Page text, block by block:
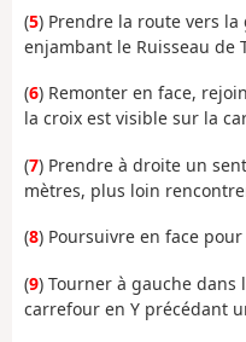
(5) Prendre la route vers
enjambant le Ruisseau de
(6) Remonter en face,
la croix est visible sur la
(7) Prendre à droite un
mètres, plus loin
(8) Poursuivre en face
(9) Tourner à gauche dans
carrefour en Y précédant